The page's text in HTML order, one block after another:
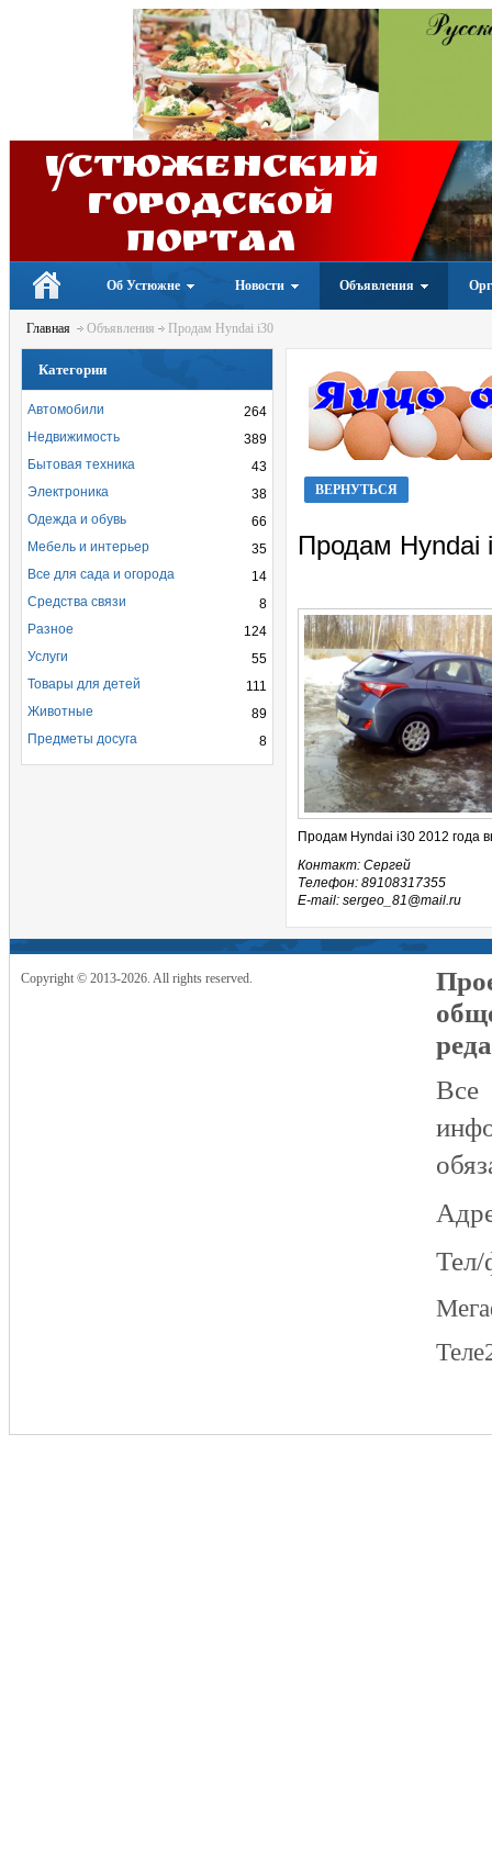
Устюженский
Городской
портал
Об Устюжне Новости Объявления
Главная Объявления Продам Hyndai i30
ВЕРНУТЬСЯ
Продам Hyndai
Продам Hyndai i30 2012 года
Контакт: Сергей
Телефон: 89108317355
E-mail: sergeo_81@mail.ru
Категории
264
Автомобили
389
Недвижимость
43
Бытовая техника
38
Электроника
66
Одежда и обувь
35
Мебель и интерьер
14
Все для сада и огорода
8
Средства связи
124
Разное
55
Услуги
111
Товары для детей
89
Животные
8
Предметы досуга
Copyright © 2013-2026. All rights reserved.